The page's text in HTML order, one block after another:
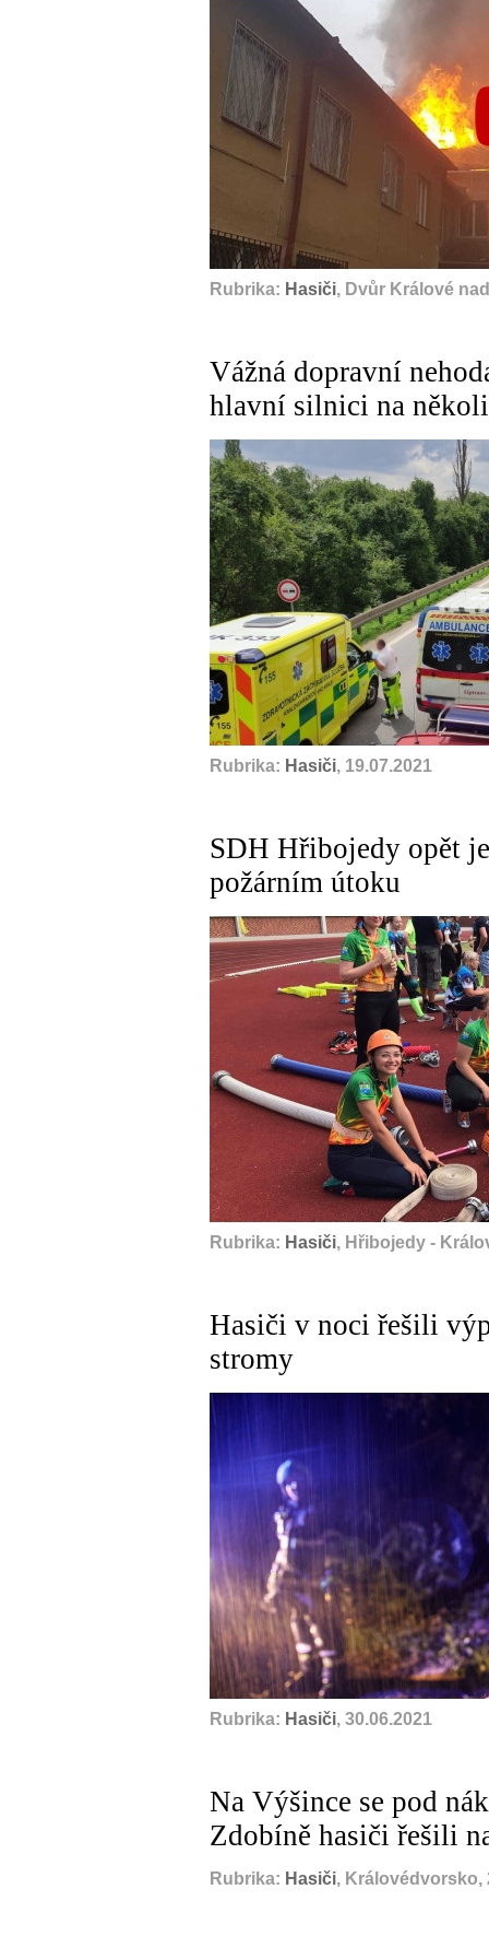
Rubrika: Hasiči, Dvůr Králové
Vážná dopravní
hlavní silnici na
Rubrika: Hasiči, 19.07.2021
SDH Hřibojedy opět
požárním útoku
Rubrika: Hasiči, Hřibojedy -
Hasiči v noci řešili
stromy
Rubrika: Hasiči, 30.06.2021
Na Výšince se pod
Zdobíně hasiči řešili
Rubrika: Hasiči, Královédvorsko,